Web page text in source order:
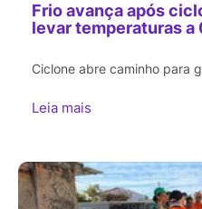
Frio avança após
levar temperaturas a
Ciclone abre caminho para
Leia mais